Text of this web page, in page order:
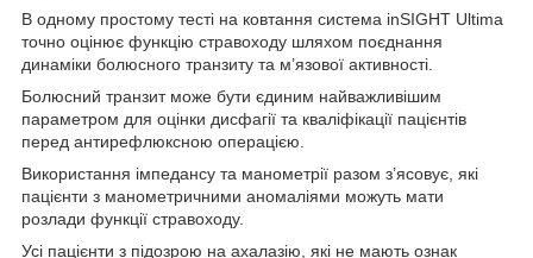
В одному простому тесті на ковтання система inSIGHT Ultima
точно оцінює функцію стравоходу шляхом поєднання
динаміки болюсного транзиту та м’язової активності.
Болюсний транзит може бути єдиним найважливішим
параметром для оцінки дисфагії та кваліфікації пацієнтів
перед антирефлюксною операцією.
Використання імпедансу та манометрії разом з’ясовує, які
пацієнти з манометричними аномаліями можуть мати
розлади функції стравоходу.
Усі пацієнти з підозрою на ахалазію, які не мають ознак